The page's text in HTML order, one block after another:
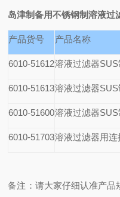
岛津制备用不锈钢制溶液过
产品货号 产品名称
6010-51612溶液过滤器
6010-51613溶液过滤器
6010-51600溶液过滤器SUS
6010-51703溶液过滤器用连
备注：请大家仔细认准产品